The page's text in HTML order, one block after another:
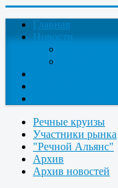
Главная
Новости
Речные круизы
Участники рынка
"Речной Альянс"
Архив
Архив новостей